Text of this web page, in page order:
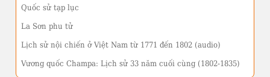
Quốc sử tạp lục
La Sơn phu tử
Lịch sử nội chiến ở Việt Nam từ 1771 đến 1802 (audio)
Vương quốc Champa: Lịch sử 33 năm cuối cùng (1802-1835)